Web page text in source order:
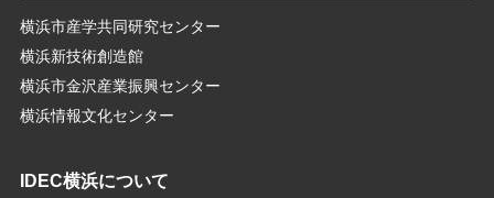
横浜市産学共同研究センター
横浜新技術創造館
横浜市金沢産業振興センター
横浜情報文化センター
IDEC横浜について